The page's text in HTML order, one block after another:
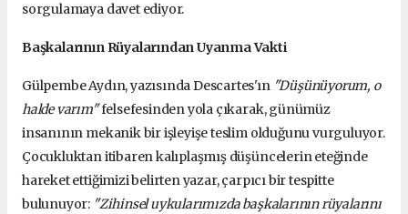
sorgulamaya davet ediyor.
Başkalarının Rüyalarından Uyanma Vakti
Gülpembe Aydın, yazısında Descartes'ın "Düşünüyorum, o
halde varım"felsefesinden yola çıkarak, günümüz
insanının mekanik bir işleyişe teslim olduğunu vurguluyor.
Çocukluktan itibaren kalıplaşmış düşüncelerin eteğinde
hareket ettiğimizi belirten yazar, çarpıcı bir tespitte
bulunuyor: "Zihinsel uykularımızda başkalarının rüyalarını